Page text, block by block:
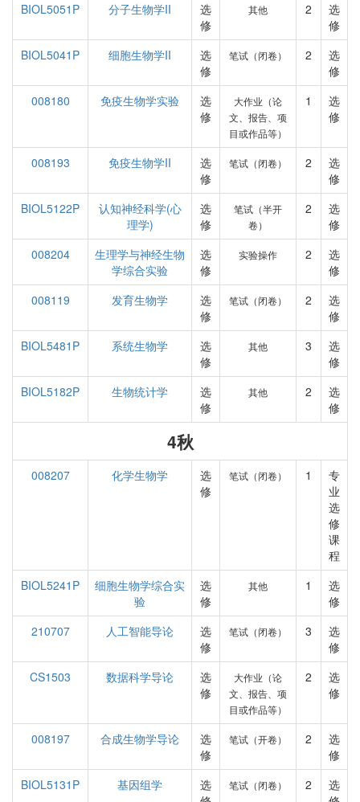
BIOL5051P
分子生物学II
选
修
其他 2
选
修
BIOL5041P
细胞生物学II
选
修
笔试（闭卷） 2
选
修
008180
免疫生物学实验
选
修
大作业（论
文、报告、项
目或作品等）
1
选
修
008193 免疫生物学II
选
修
笔试（闭卷） 2
选
修
BIOL5122P
认知神经科学(心
理学)
选
修
笔试（半开
卷）
2
选
修
008204
生理学与神经生物
学综合实验
选
修
实验操作 2
选
修
008119
发育生物学
选
修
笔试（闭卷） 2
选
修
BIOL5481P
系统生物学
选
修
其他 3
选
修
BIOL5182P
生物统计学
选
修
其他 2
选
修
4秋
008207 化学生物学
选
修
笔试（闭卷） 1
专
业
选
修
课
程
BIOL5241P
细胞生物学综合实
验
选
修
其他 1
选
修
210707
人工智能导论
选
修
笔试（闭卷） 3
选
修
CS1503
数据科学导论
选
修
大作业（论
文、报告、项
目或作品等）
2
选
修
008197 合成生物学导论
选
修
笔试（开卷） 2
选
修
BIOL5131P
基因组学
选
笔试（闭卷） 2
选